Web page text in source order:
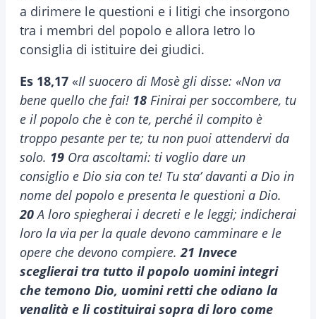
a dirimere le questioni e i litigi che insorgono
tra i membri del popolo e allora Ietro lo
consiglia di istituire dei giudici.
Es 18,17 «Il suocero di Mosè gli disse: «Non va
bene quello che fai! 18 Finirai per soccombere, tu
e il popolo che è con te, perché il compito è
troppo pesante per te; tu non puoi attendervi da
solo. 19 Ora ascoltami: ti voglio dare un
consiglio e Dio sia con te! Tu sta’ davanti a Dio in
nome del popolo e presenta le questioni a Dio.
20A loro spiegherai i decreti e le leggi; indicherai
loro la via per la quale devono camminare e le
opere che devono compiere.21 Invece
sceglierai tra tutto il popolo uomini integri
che temono Dio, uomini retti che odiano la
venalità e li costituirai sopra di loro come